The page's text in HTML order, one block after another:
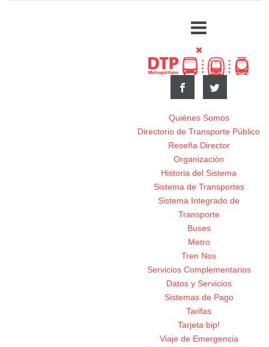
Quiénes Somos
Directorio de Transporte Público
Reseña Director
Organización
Historia del Sistema
Sistema de Transportes
Sistema Integrado de
Transporte
Buses
Metro
Tren Nos
Servicios Complementarios
Datos y Servicios
Sistemas de Pago
Tarifas
Tarjeta bip!
Viaje de Emergencia